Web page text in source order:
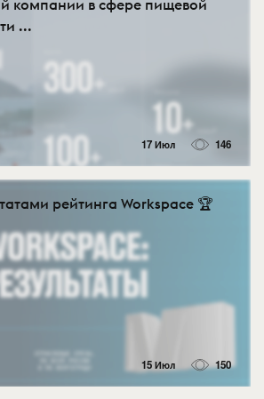
компании в сфере пищевой
...
17 Июл 146
рейтинга Workspace 🏆
15 Июл 150